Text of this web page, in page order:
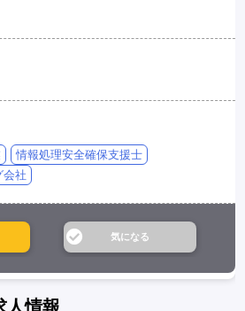
情報処理安全確保支援士
会社
人情報